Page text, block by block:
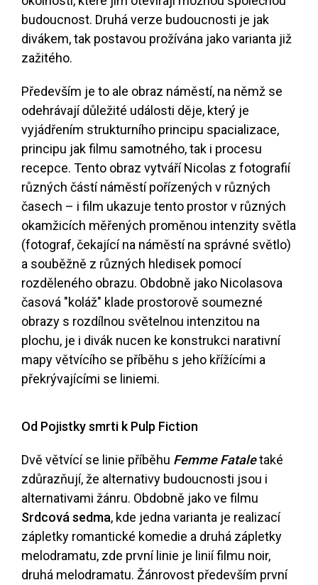
budoucnost. Druhá verze budoucnosti je jak
divákem, tak postavou prožívána jako varianta již
zažitého.
Především je to ale obraz náměstí, na němž se
odehrávají důležité události děje, který je
vyjádřením strukturního principu spacializace,
principu jak filmu samotného, tak i procesu
recepce. Tento obraz vytváří Nicolas z fotografií
různých částí náměstí pořízených v různých
časech – i film ukazuje tento prostor v různých
okamžicích měřených proměnou intenzity světla
(fotograf, čekající na náměstí na správné světlo)
a souběžně z různých hledisek pomocí
rozděleného obrazu. Obdobně jako Nicolasova
časová "koláž" klade prostorově soumezné
obrazy s rozdílnou světelnou intenzitou na
plochu, je i divák nucen ke konstrukci narativní
mapy větvícího se příběhu s jeho křížícími a
překrývajícími se liniemi.
Od Pojistky smrti k Pulp Fiction
Dvě větvící se linie příběhu Femme Fataletaké
zdůrazňují, že alternativy budoucnosti jsou i
alternativami žánru. Obdobně jako ve filmu
Srdcová sedma, kde jedna varianta je realizací
zápletky romantické komedie a druhá zápletky
melodramatu, zde první linie je linií filmu noir,
druhá melodramatu. Žánrovost především první